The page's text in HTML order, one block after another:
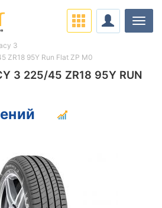
3 225/45 ZR18 95Y RUN
3
ZR18 95Y Run Flat ZP M0